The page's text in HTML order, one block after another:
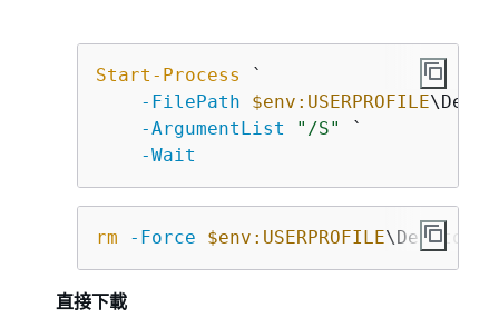
Start-Process `
-FilePath
$env:USERPROFILE
-ArgumentList
"/S"
`
-Wait
rm -Force $env:USERPROFILE
直接下載